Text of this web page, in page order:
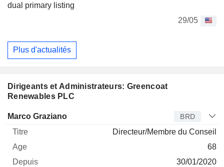
dual primary listing
29/05
Plus d'actualités
Dirigeants et Administrateurs: Greencoat
Renewables PLC
Administrateur Titre
Marco Graziano BRD
Directeur/Membre du Conseil
68
30/01/2020